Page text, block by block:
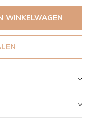
WINKELWAGEN